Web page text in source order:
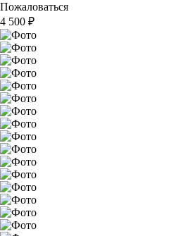
Пожаловаться
4 500 ₽